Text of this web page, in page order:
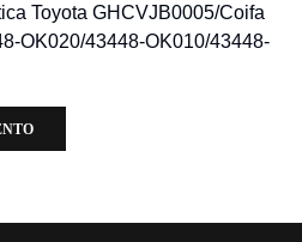
Toyota GHCVJB0005/Coifa
OK020/43448-OK010/43448-